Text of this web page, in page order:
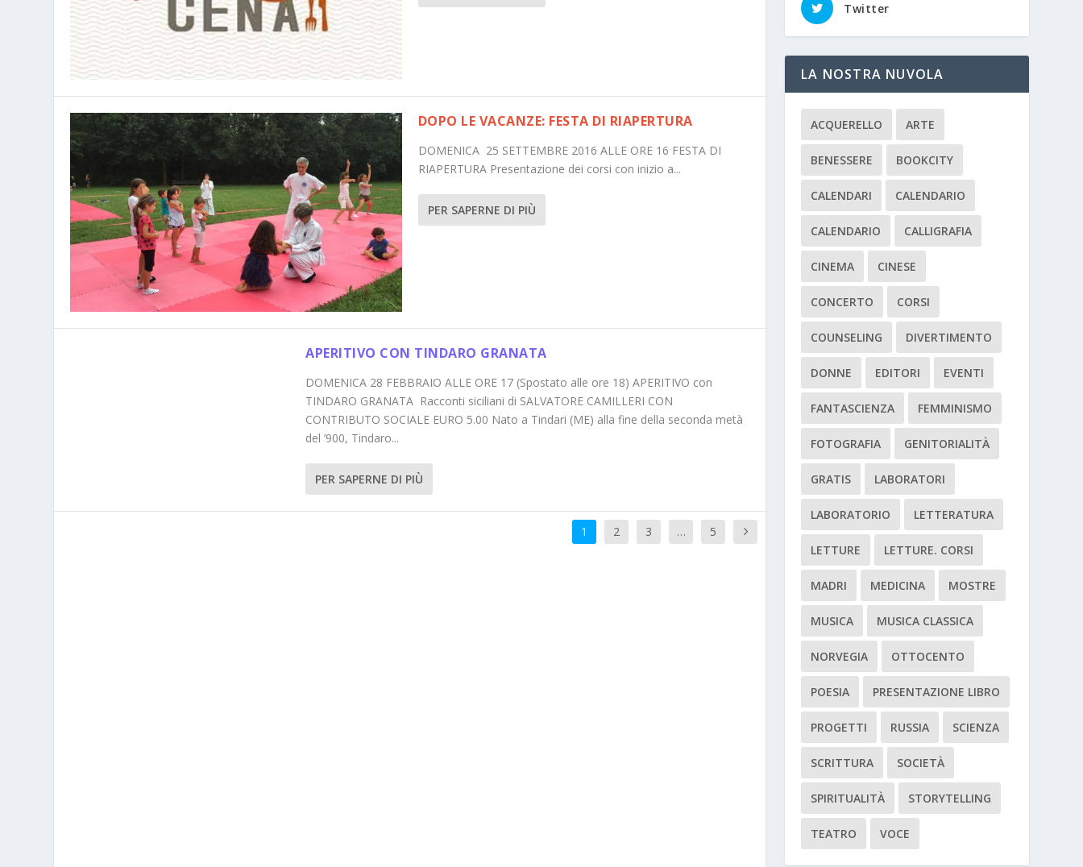
DOPO LE VACANZE: FESTA DI RIAPERTURA
DOMENICA 25 SETTEMBRE 2016 ALLE ORE 16 FESTA DI
RIAPERTURA Presentazione dei corsi con inizio a...
PER SAPERNE DI PIÙ
APERITIVO CON TINDARO GRANATA
DOMENICA 28 FEBBRAIO ALLE ORE 17 (Spostato alle ore 18) APERITIVO con
TINDARO GRANATA Racconti siciliani di SALVATORE CAMILLERI CON
CONTRIBUTO SOCIALE EURO 5.00 Nato a Tindari (ME) alla fine della seconda metà
del ’900, Tindaro...
PER SAPERNE DI PIÙ
1 2 3 … 5
Twitter
LA NOSTRA NUVOLA
ACQUERELLO ARTE
BENESSERE BOOKCITY
CALENDARI CALENDARIO
CALENDARIO CALLIGRAFIA
CINEMA CINESE
CONCERTO CORSI
COUNSELING DIVERTIMENTO
DONNE EDITORI EVENTI
FANTASCIENZA FEMMINISMO
FOTOGRAFIA GENITORIALITÀ
GRATIS LABORATORI
LABORATORIO LETTERATURA
LETTURE LETTURE. CORSI
MADRI MEDICINA MOSTRE
MUSICA MUSICA CLASSICA
NORVEGIA OTTOCENTO
POESIA PRESENTAZIONE LIBRO
PROGETTI RUSSIA SCIENZA
SCRITTURA SOCIETÀ
SPIRITUALITÀ STORYTELLING
TEATRO VOCE